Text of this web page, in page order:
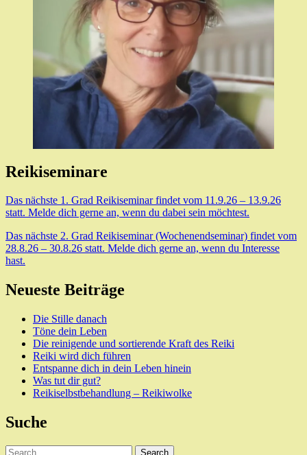
Reikiseminare
Das nächste 1. Grad Reikiseminar findet vom 11.9.26 – 13.9.26
statt. Melde dich gerne an, wenn du dabei sein möchtest.
Das nächste 2. Grad Reikiseminar (Wochenendseminar) findet vom
28.8.26 – 30.8.26 statt. Melde dich gerne an, wenn du Interesse
hast.
Neueste Beiträge
Die Stille danach
Töne dein Leben
Die reinigende und sortierende Kraft des Reiki
Reiki wird dich führen
Entspanne dich in dein Leben hinein
Was tut dir gut?
Reikiselbstbehandlung – Reikiwolke
Suche
Search